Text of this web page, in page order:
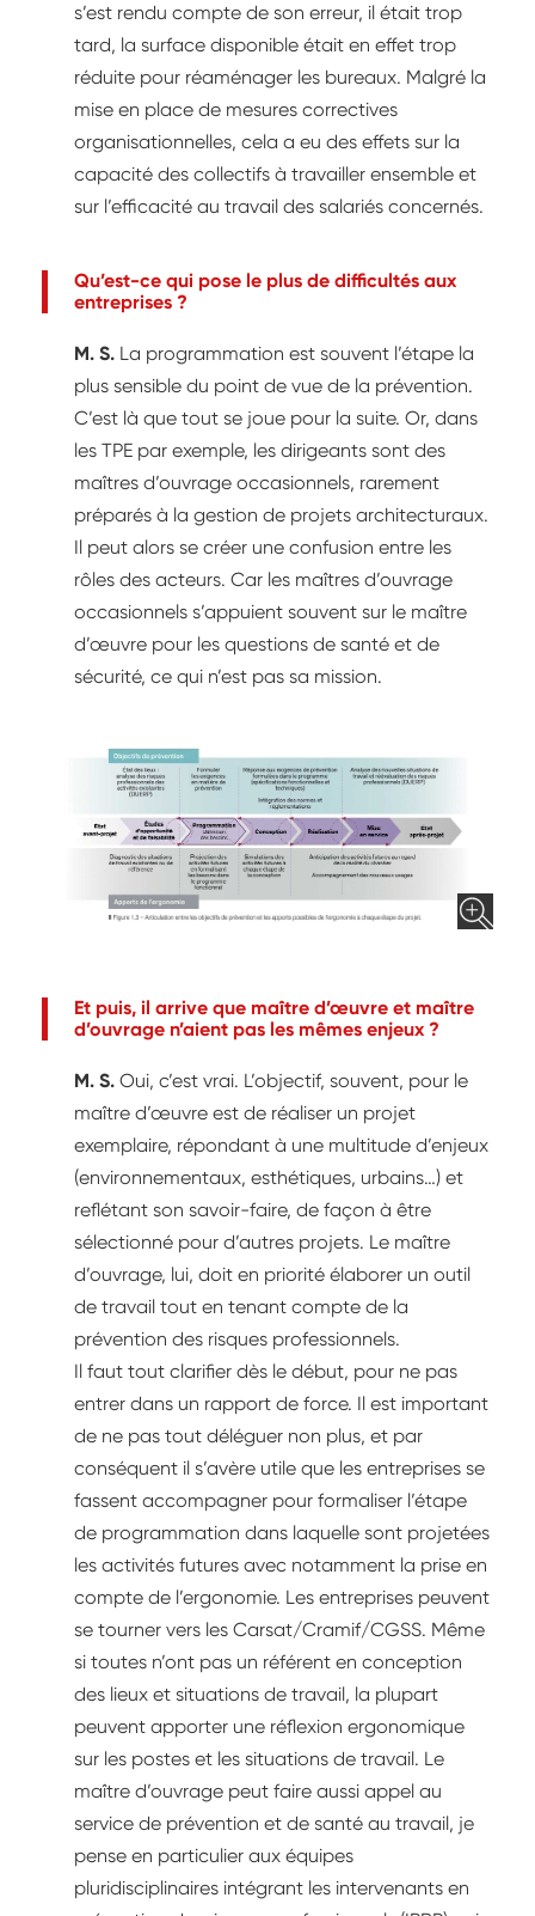
s’est rendu compte de son erreur, il était trop
tard, la surface disponible était en effet trop
réduite pour réaménager les bureaux. Malgré la
mise en place de mesures correctives
organisationnelles, cela a eu des effets sur la
capacité des collectifs à travailler ensemble et
sur l’efficacité au travail des salariés concernés.
Qu’est-ce qui pose le plus de difficultés aux
entreprises ?
M. S. La programmation est souvent l’étape la
plus sensible du point de vue de la prévention.
C’est là que tout se joue pour la suite. Or, dans
les TPE par exemple, les dirigeants sont des
maîtres d’ouvrage occasionnels, rarement
préparés à la gestion de projets architecturaux.
Il peut alors se créer une confusion entre les
rôles des acteurs. Car les maîtres d’ouvrage
occasionnels s’appuient souvent sur le maître
d’œuvre pour les questions de santé et de
sécurité, ce qui n’est pas sa mission.
Et puis, il arrive que maître d’œuvre et maître
d’ouvrage n’aient pas les mêmes enjeux ?
M. S. Oui, c’est vrai. L’objectif, souvent, pour le
maître d’œuvre est de réaliser un projet
exemplaire, répondant à une multitude d’enjeux
(environnementaux, esthétiques, urbains…) et
reflétant son savoir-faire, de façon à être
sélectionné pour d’autres projets. Le maître
d’ouvrage, lui, doit en priorité élaborer un outil
de travail tout en tenant compte de la
prévention des risques professionnels.
Il faut tout clarifier dès le début, pour ne pas
entrer dans un rapport de force. Il est important
de ne pas tout déléguer non plus, et par
conséquent il s’avère utile que les entreprises se
fassent accompagner pour formaliser l’étape
de programmation dans laquelle sont projetées
les activités futures avec notamment la prise en
compte de l’ergonomie. Les entreprises peuvent
se tourner vers les Carsat/Cramif/CGSS. Même
si toutes n’ont pas un référent en conception
des lieux et situations de travail, la plupart
peuvent apporter une réflexion ergonomique
sur les postes et les situations de travail. Le
maître d’ouvrage peut faire aussi appel au
service de prévention et de santé au travail, je
pense en particulier aux équipes
pluridisciplinaires intégrant les intervenants en